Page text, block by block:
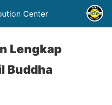
Center
Lengkap
Buddha